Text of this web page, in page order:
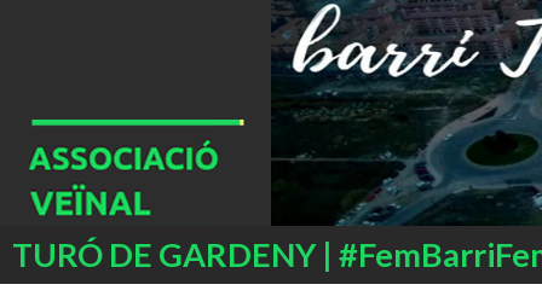
TURÓ DE GARDENY |
Buscar